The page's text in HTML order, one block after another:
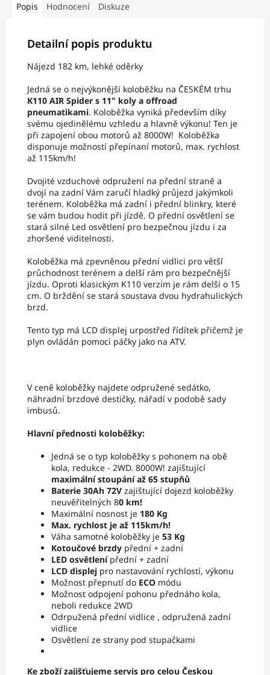
Popis Hodnocení Diskuze
Detailní popis produktu
Nájezd 182 km, lehké oděrky
Jedná se o nejvýkonější koloběžku na ČESKÉM trhu
K110 AIR Spider s 11" koly a offroad
pneumatikami. Koloběžka vyniká především díky
svému ojedinělému vzhledu a hlavně výkonu! Ten je
při zapojení obou motorů až 8000W! Koloběžka
disponuje možností přepínaní motorů, max. rychlost
až 115km/h!
Dvojité vzduchové odpružení na přední straně a
dvojí na zadní Vám zaručí hladký průjezd jakýmkoli
terénem. Koloběžka má zadní i přední blinkry, které
se vám budou hodit při jízdě. O přední osvětlení se
stará silné Led osvětlení pro bezpečnou jízdu i za
zhoršené viditelnosti.
Koloběžka má zpevněnou přední vidlici pro větší
průchodnost terénem a delší rám pro bezpečnější
jízdu. Oproti klasickým K110 verzím je rám delší o 15
cm. O brždění se stará soustava dvou hydrahulických
brzd.
Tento typ má LCD displej urpostřed řídítek přičemž je
plyn ovládán pomocí páčky jako na ATV.
V ceně koloběžky najdete odpružené sedátko,
náhradní brzdové destičky, nářadí v podobě sady
imbusů.
Hlavní přednosti koloběžky:
Jedná se o typ koloběžky s pohonem na obě
kola, redukce - 2WD. 8000W! zajištující
maximální stoupání až 65 stupňů
Baterie 30Ah 72V zajištující dojezd koloběžky
neuvěřitelných 80 km!
Maximální nosnost je 180 Kg
Max. rychlost je až 115km/h!
Váha samotné koloběžky je 53 Kg
Kotoučové brzdy přední + zadní
LED osvětlenípřední + zadní
LCD displej pro nastavování rychlostí, výkonu
Možnost přepnutí do ECO módu
Možnost odpojení pohonu přednáho kola,
neboli redukce 2WD
Odrpužená přední vidlice , odpružená zadní
vidlice
Osvětlení ze strany pod stupačkami
Ke zboží zajišťujeme servis pro celou Českou